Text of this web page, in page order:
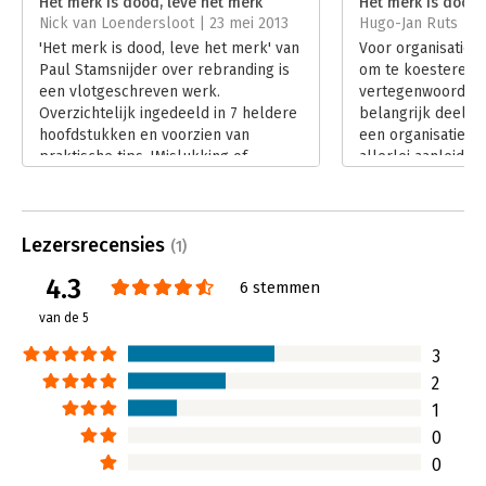
Hoofdrubriek: Marketing
Nick van Loendersloot | 23 mei 2013
'Het merk is dood, leve het merk' van
Paul Stamsnijder over rebranding is
een vlotgeschreven werk.
Overzichtelijk ingedeeld in 7 heldere
hoofdstukken en voorzien van
praktische tips. 'Mislukking of
vlagen niet schuwt.
Hugo-Jan Ruts |
Voor
om te koesteren.
belangrijk deel
een organisatie,
allerlei
mislukking of
Stamsnijder.
Lees verder
Lezersrecensies (1)
4.3
van de 5
6 stemmen
3
2
1
0
0